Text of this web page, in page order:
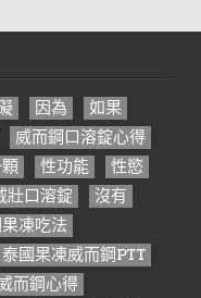
因為
如果
威而鋼口溶錠心得
性功能
性慾
壯口溶錠
沒有
凍吃法
泰國果凍威而鋼PTT
而鋼心得